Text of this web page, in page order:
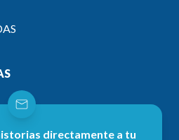
directamente a tu